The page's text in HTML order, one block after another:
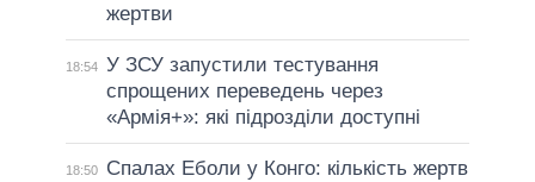
жертви
18:54 У ЗСУ запустили тестування
спрощених переведень через
«Армія+»: які підрозділи доступні
18:50
Спалах Еболи у Конго: кількість жертв